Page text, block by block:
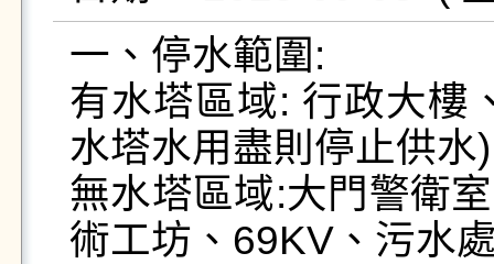
一、停水範圍:
有水塔區域: 行政大樓
水塔水用盡則停止供水
無水塔區域:大門警衛
術工坊、69KV、污水